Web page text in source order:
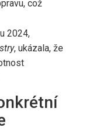
což
2024,
, ukázala, že